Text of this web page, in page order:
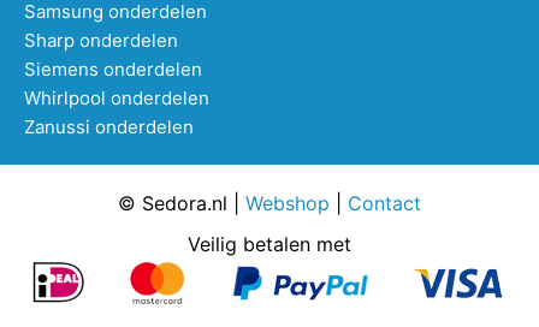
Samsung onderdelen
Sharp onderdelen
Siemens onderdelen
Whirlpool onderdelen
Zanussi onderdelen
© Sedora.nl | Webshop
Contact
Veilig betalen met